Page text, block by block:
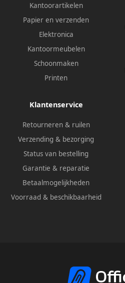
Kantoorartikelen
Papier en verzenden
Elektronica
Kantoormeubelen
Schoonmaken
Printen
Klantenservice
Retourneren & ruilen
Verzending & bezorging
Status van bestelling
Garantie & reparatie
Betaalmogelijkheden
Voorraad & beschikbaarheid